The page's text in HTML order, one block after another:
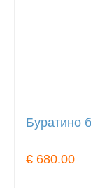
Буратино
€ 680.00